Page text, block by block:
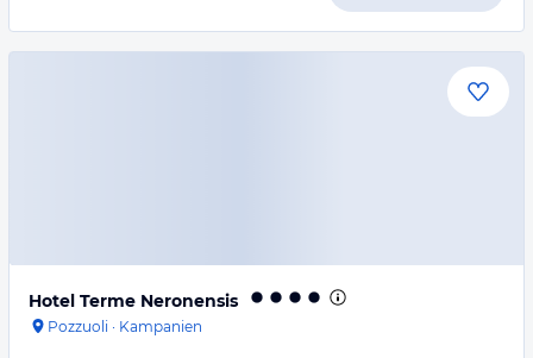
Hotel Terme Neronensis
Pozzuoli · Kampanien